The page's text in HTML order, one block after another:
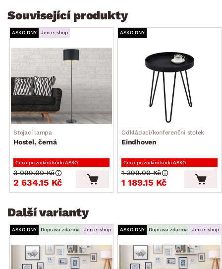
opěrák: opěrné polštáře s hustou výplní – příjemně
měkké opření
přední nohy: hranatý profil, dřevo, černé/zadní nohy:
tvrzený plast, černé
funkce rozkladu na příležitostné lůžko: plocha 112×183 cm
(sklápěcí typ rozkladu – příležitostné lůžko snadno vznikne
po vysunutí sedáku vpřed a sklopení opěráku)
úložný prostor (pod sedákem)
trendy styl
také do menšího obýváku
dodáváno v částečném demontu
Související produkty
ASKO DNY Jen e-shop
Stojací lampa
Hostel, černá
Cena po zadání kódu ASKO
2 634.15 Kč
3 099.00 Kč
ASKO DNY
Odkládací/konferenční stolek
Eindhoven
Cena po zadání kódu ASKO
1 189.15 Kč
1 399.00 Kč
Další varianty
ASKO DNY Doprava zdarma Jen e-shop ASKO DNY Doprava zdarma Jen e-shop